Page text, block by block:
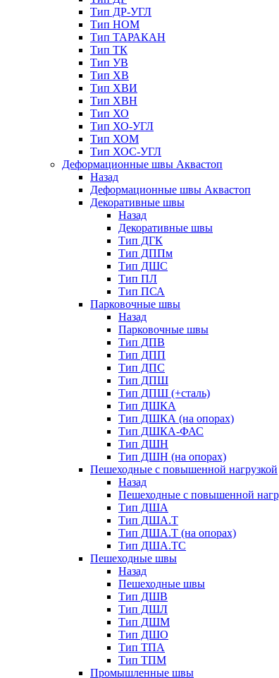
Тип ДР-УГЛ
Тип НОМ
Тип ТАРАКАН
Тип ТК
Тип УВ
Тип ХВ
Тип ХВИ
Тип ХВН
Тип ХО
Тип ХО-УГЛ
Тип ХОМ
Тип ХОС-УГЛ
Деформационные швы Аквастоп
Назад
Деформационные швы Аквастоп
Декоративные швы
Назад
Декоративные швы
Тип ДГК
Тип ДППм
Тип ДШС
Тип ПЛ
Тип ПСА
Парковочные швы
Назад
Парковочные швы
Тип ДПВ
Тип ДПП
Тип ДПС
Тип ДПШ
Тип ДПШ (+сталь)
Тип ДШКА
Тип ДШКА (на опорах)
Тип ДШКА-ФАС
Тип ДШН
Тип ДШН (на опорах)
Пешеходные с повышенной нагрузкой
Назад
Пешеходные с повышенной
Тип ДША
Тип ДША.Т
Тип ДША.Т (на опорах)
Тип ДША.ТС
Пешеходные швы
Назад
Пешеходные швы
Тип ДШВ
Тип ДШЛ
Тип ДШМ
Тип ДШО
Тип ТПА
Тип ТПМ
Промышленные швы